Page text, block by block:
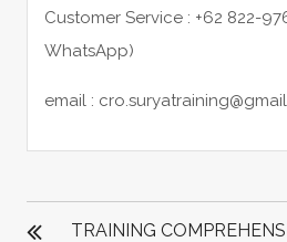
Customer Service : +62 822-
WhatsApp)
email :
POST
NAVIGATION
TRAINING